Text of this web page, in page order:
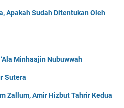
Apakah Sudah Ditentukan Oleh
Minhaajin Nubuwwah
Sutera
Zallum, Amir Hizbut Tahrir Kedua